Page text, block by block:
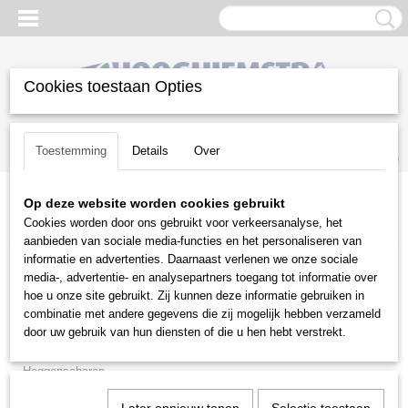
Inloggen Registreren
(0)
Home >Snoeien en Zagen> Houtversnipperaars
Motoraangedreven
Snoeien en Zagen
Brandhoutmachines
Heggenscharen
Cookies toestaan Opties
Toestemming Details Over
Op deze website worden cookies gebruikt
Cookies worden door ons gebruikt voor verkeersanalyse, het
aanbieden van sociale media-functies en het personaliseren van
informatie en advertenties. Daarnaast verlenen we onze sociale
media-, advertentie- en analysepartners toegang tot informatie over
hoe u onze site gebruikt. Zij kunnen deze informatie gebruiken in
combinatie met andere gegevens die zij mogelijk hebben verzameld
door uw gebruik van hun diensten of die u hen hebt verstrekt.